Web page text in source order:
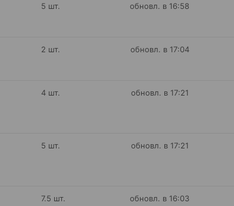
5 шт. обновл. в 16:58
2 шт. обновл. в 17:04
4 шт. обновл. в 17:21
5 шт. обновл. в 17:21
7.5 шт. обновл. в 16:03